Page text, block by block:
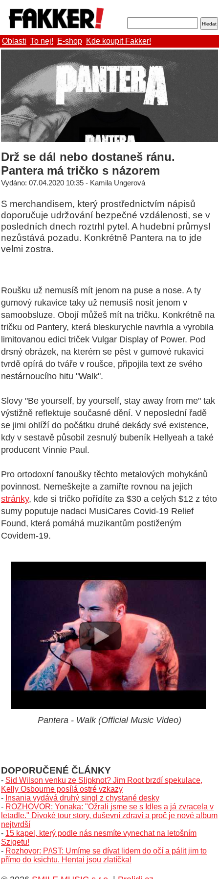
Oblasti To nej! E-shop Kde koupit Fakker!
Drž se dál nebo dostaneš ránu.
Pantera má tričko s názorem
Vydáno: 07.04.2020 10:35 - Kamila Ungerová
S merchandisem, který prostřednictvím nápisů
doporučuje udržování bezpečné vzdálenosti, se v
posledních dnech roztrhl pytel. A hudební průmysl
nezůstává pozadu. Konkrétně Pantera na to jde
velmi zostra.
Roušku už nemusíš mít jenom na puse a nose. A ty
gumový rukavice taky už nemusíš nosit jenom v
samoobsluze. Obojí můžeš mít na tričku. Konkrétně na
tričku od Pantery, která bleskurychle navrhla a vyrobila
limitovanou edici triček Vulgar Display of Power. Pod
drsný obrázek, na kterém se pěst v gumové rukavici
tvrdě opírá do tváře v roušce, připojila text ze svého
nestárnoucího hitu "Walk".
Slovy "Be yourself, by yourself, stay away from me" tak
výstižně reflektuje současné dění. V neposlední řadě
se jimi ohlíží do počátku druhé dekády své existence,
kdy v sestavě působil zesnulý bubeník Hellyeah a také
producent Vinnie Paul.
Pro ortodoxní fanoušky těchto metalových mohykánů
povinnost. Nemeškejte a zamiřte rovnou na jejich
stránky, kde si tričko pořídíte za $30 a celých $12 z této
sumy poputuje nadaci MusiCares Covid-19 Relief
Found, která pomáhá muzikantům postiženým
Covidem-19.
Pantera - Walk (Official Music Video)
DOPORUČENÉ ČLÁNKY
- Sid Wilson venku ze Slipknot? Jim Root brzdí spekulace,
Kelly Osbourne posílá ostré vzkazy
- Insania vydává druhý singl z chystané desky
- ROZHOVOR: Yonaka: "Ožrali jsme se s Idles a já zvracela v
letadle." Divoké tour story, duševní zdraví a proč je nové album
nejtvrdší
- 15 kapel, který podle nás nesmíte vynechat na letošním
Szigetu!
- Rozhovor: P/\ST: Umíme se dívat lidem do očí a pálit jim to
přímo do ksichtu. Hentai jsou zlatíčka!